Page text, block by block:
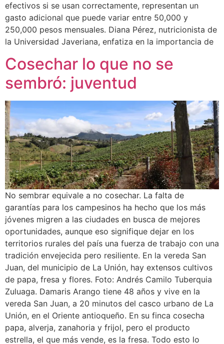
efectivos si se usan correctamente, representan un
gasto adicional que puede variar entre 50,000 y
250,000 pesos mensuales. Diana Pérez, nutricionista de
la Universidad Javeriana, enfatiza en la importancia de
Cosechar lo que no se
sembró: juventud
No sembrar equivale a no cosechar. La falta de
garantías para los campesinos ha hecho que los más
jóvenes migren a las ciudades en busca de mejores
oportunidades, aunque eso signifique dejar en los
territorios rurales del país una fuerza de trabajo con una
tradición envejecida pero resiliente. En la vereda San
Juan, del municipio de La Unión, hay extensos cultivos
de papa, fresa y flores. Foto: Andrés Camilo Tuberquia
Zuluaga. Damaris Arango tiene 48 años y vive en la
vereda San Juan, a 20 minutos del casco urbano de La
Unión, en el Oriente antioqueño. En su finca cosecha
papa, alverja, zanahoria y frijol, pero el producto
estrella, el que más vende, es la fresa. Todo esto lo